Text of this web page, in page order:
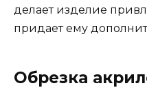
делает изделие
придает ему
Обрезка